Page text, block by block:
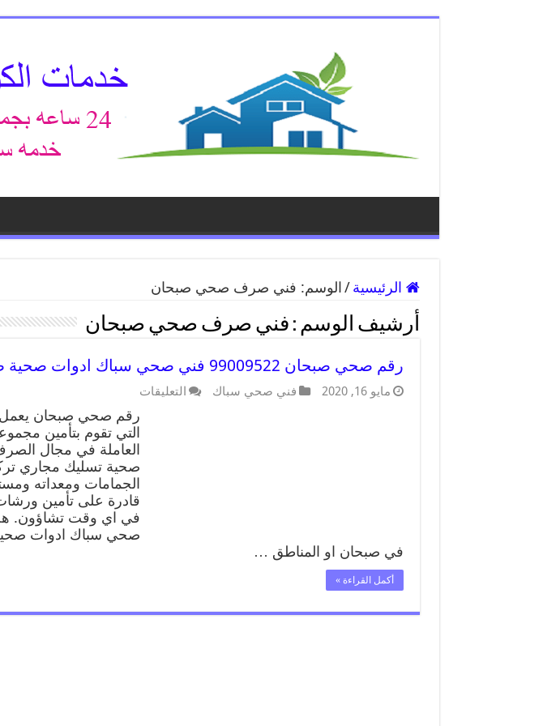
الرئيسية / الوسم: فني صرف صحي صبحان
أرشيف الوسم : فني صرف صحي صبحان
رقم صحي صبحان 99009522 فني صحي سباك ادوات صحية صبحان
مايو 16, 2020 فني صحي سباك التعليقات
رقم صحي صبحان يعمل
التي تقوم بتأمين
العاملة في مجال
صحية تسليك مجاري
الجمامات ومعداته
قادرة على تأمين
في اي وقت تشاؤون.
صحي سباك ادوات
في صبحان او المناطق …
أكمل القراءة »